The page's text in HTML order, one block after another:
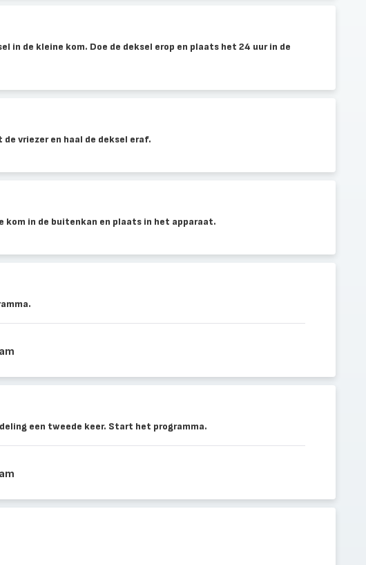
in de kleine kom. Doe de deksel erop en plaats het 24 uur in de
de vriezer en haal de deksel eraf.
kom in de buitenkan en plaats in het apparaat.
een tweede keer. Start het programma.